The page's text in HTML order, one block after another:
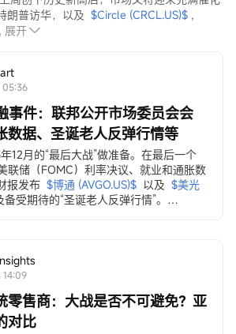
朗普访华，以及 $Circle (CRCL.US)$
, 展开
05:36
事件：联邦公开市场委员会会
数据、圣诞老人反弹行情等
12月的“最后大战”做准备。在最后一个
联储（FOMC）利率决议、就业和通胀数
报发布 $博通 (AVGO.US)$ 以及 $美光
备受期待的“圣诞老人反弹行情”。
零售商：大战是否不可避免？亚
对比